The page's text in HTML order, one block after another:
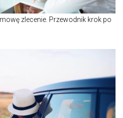
zlecenie. Przewodnik krok po